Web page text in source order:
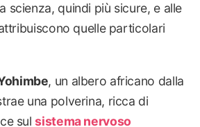
scienza, quindi più sicure, e alle
quelle particolari
, un albero africano dalla
una polverina, ricca di
sulsistema nervoso